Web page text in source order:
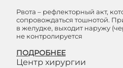
Рвота – рефлекторный акт,
сопровождаться тошнотой.
в желудке, выходит наружу
не контролируется
ПОДРОБНЕЕ
Центр хирургии